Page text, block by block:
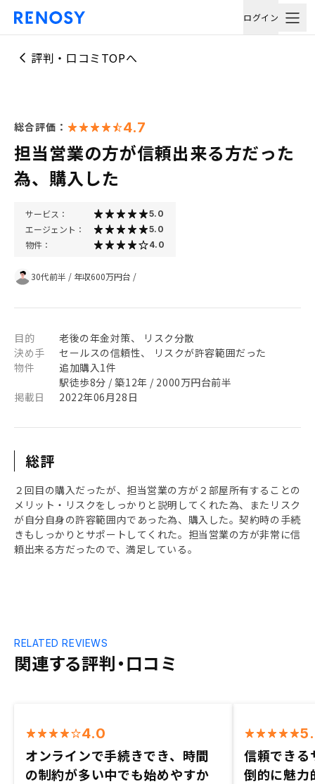
ログイン
評判・口コミTOPへ
総合評価： 4.7
担当営業の方が信頼出来る方だった
為、購入した
サービス： 5.0
エージェント： 5.0
物件： 4.0
30代前半 / 年収600万円台 /
目的
老後の年金対策、 リスク分散
決め手
セールスの信頼性、 リスクが許容範囲だった
物件
追加購入1件
駅徒歩8分 / 築12年 / 2000万円台前半
掲載日
2022年06月28日
総評
２回目の購入だったが、担当営業の方が２部屋所有することの
メリット・リスクをしっかりと説明してくれた為、またリスク
が自分自身の許容範囲内であった為、購入した。契約時の手続
きもしっかりとサポートしてくれた。担当営業の方が非常に信
頼出来る方だったので、満足している。
関連する評判・口コミ
RELATED REVIEWS
4.0
オンラインで手続きでき、時間
の制約が多い中でも始めやすか
信頼できる
倒的に魅力